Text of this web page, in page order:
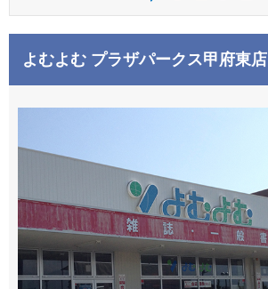
よむよむ プラザパークス甲府東店